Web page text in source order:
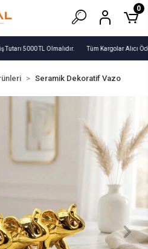
5000 TL Olmalıdır. Tüm Kargolar Alıcı
0
Seramik Dekoratif Vazo